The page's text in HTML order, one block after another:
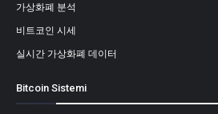
가상화폐 분석
비트코인 시세
실시간 가상화폐 데이터
Bitcoin Sistemi